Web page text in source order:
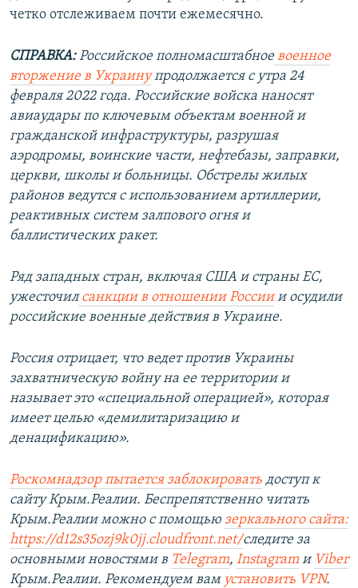
четко отслеживаем почти ежемесячно.
СПРАВКА:Российское полномасштабноевоенное
вторжение в Украинупродолжается с утра 24
февраля 2022 года. Российские войска наносят
авиаудары по ключевым объектам военной и
гражданской инфраструктуры, разрушая
аэродромы, воинские части, нефтебазы, заправки,
церкви, школы и больницы. Обстрелы жилых
районов ведутся с использованием артиллерии,
реактивных систем залпового огня и
баллистических ракет.
Ряд западных стран, включая США и страны ЕС,
ужесточилсанкции в отношении Россиии осудили
российские военные действия в Украине.
Россия отрицает, что ведет против Украины
захватническую войну на ее территории и
называет это «специальной операцией», которая
имеет целью «демилитаризацию и
денацификацию».
Роскомнадзор пытается заблокировать доступ к
сайту Крым.Реалии. Беспрепятственно читать
Крым.Реалии можно с помощью зеркального сайта:
https://d12s35ozj9k0jj.cloudfront.net/следите за
основными новостями в Telegram, Instagram и Viber
Крым.Реалии. Рекомендуем вам установить VPN.